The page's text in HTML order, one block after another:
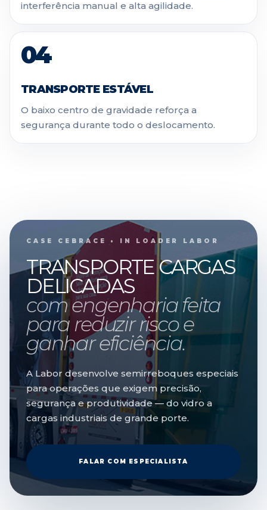
interferência manual e alta agilidade.
04
TRANSPORTE ESTÁVEL
O baixo centro de gravidade reforça a
segurança durante todo o deslocamento.
CASE CEBRACE • IN LOADER LABOR
TRANSPORTE CARGAS
DELICADAS
com engenharia feita
para reduzir risco e
ganhar eficiência.
A Labor desenvolve semirreboques especiais
para operações que exigem precisão,
segurança e produtividade — do vidro a
cargas industriais de grande porte.
FALAR COM ESPECIALISTA